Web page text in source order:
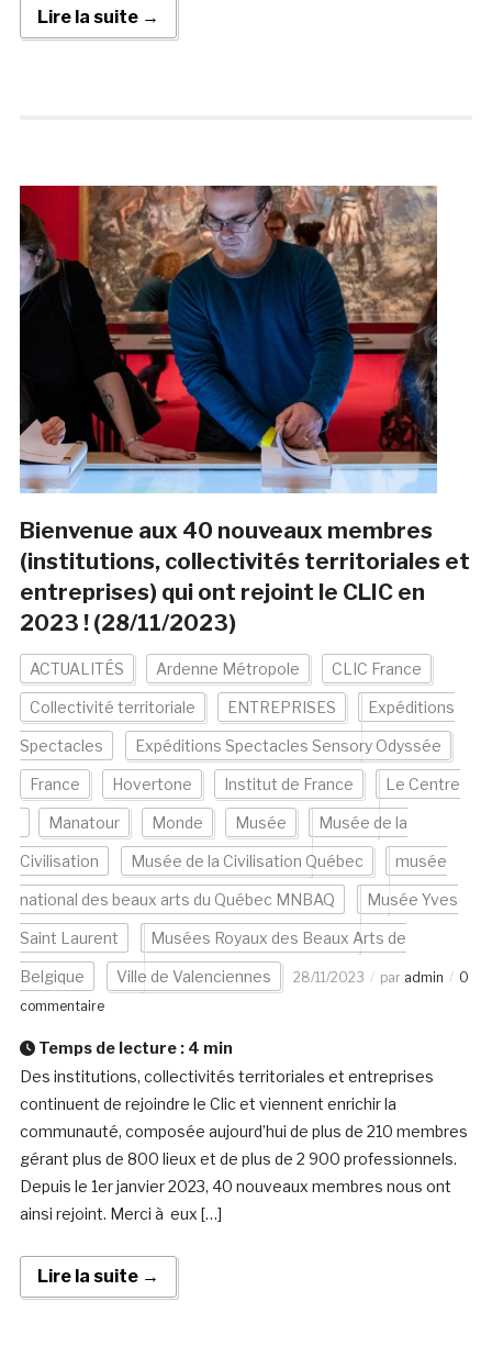
Lire la suite →
Bienvenue aux 40 nouveaux membres
(institutions, collectivités territoriales et
entreprises) qui ont rejoint le CLIC en
2023 ! (28/11/2023)
ACTUALITÉS Ardenne Métropole CLIC France
Collectivité territoriale ENTREPRISES Expéditions
Spectacles Expéditions Spectacles Sensory Odyssée
France Hovertone Institut de France Le Centre
Manatour Monde Musée Musée de la
Civilisation Musée de la Civilisation Québec musée
national des beaux arts du Québec MNBAQ Musée Yves
Saint Laurent Musées Royaux des Beaux Arts de
Belgique Ville de Valenciennes 28/11/2023 par admin
0
commentaire
Temps de lecture : 4 min
Des institutions, collectivités territoriales et entreprises
continuent de rejoindre le Clic et viennent enrichir la
communauté, composée aujourd’hui de plus de 210 membres
gérant plus de 800 lieux et de plus de 2 900 professionnels.
Depuis le 1er janvier 2023, 40 nouveaux membres nous ont
ainsi rejoint. Merci à eux […]
Lire la suite →